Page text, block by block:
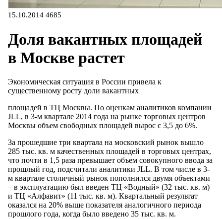
15.10.2014 4685
Доля вакантных площадей
в Москве растет
Экономическая ситуация в России привела к
существенному росту доли вакантных
площадей в ТЦ Москвы. По оценкам аналитиков компании
JLL, в 3-м квартале 2014 года на рынке торговых центров
Москвы объем свободных площадей вырос с 3,5 до 6%.
За прошедшие три квартала на московский рынок вышло
285 тыс. кв. м качественных площадей в торговых центрах,
что почти в 1,5 раза превышает объем совокупного ввода за
прошлый год, подсчитали аналитики JLL. В том числе в 3-
м квартале столичный рынок пополнился двумя объектами
– в эксплуатацию был введен ТЦ «Водный» (32 тыс. кв. м)
и ТЦ «Алфавит» (11 тыс. кв. м). Квартальный результат
оказался на 20% выше показателя аналогичного периода
прошлого года, когда было введено 35 тыс. кв. м.